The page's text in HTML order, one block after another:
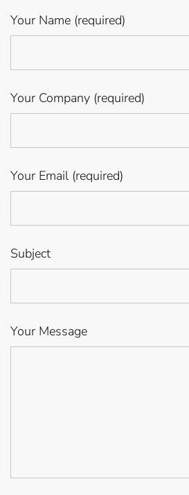
Your Name (required)
Your Company (required)
Your Email (required)
Subject
Your Message